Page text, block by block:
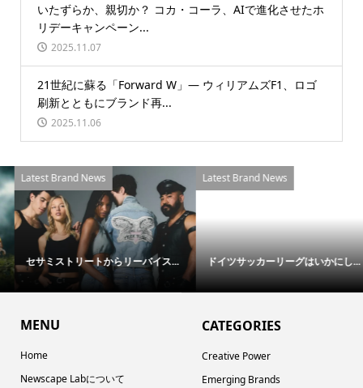
いたずらか、親切か？ コカ・コーラ、AIで進化させたホ
リデーキャンペーン...
2025.11.07
21世紀に蘇る「Forward W」― ウィリアムズF1、ロゴ
刷新とともにブランド再...
2025.11.06
Latest Brand News
セサミストリートからリーバイス...
Latest Brand News
ドイツサッカーリーグはいかにし...
MENU
Home
Newscape Labについて
CATEGORIES
Creative Power
Emerging Brands